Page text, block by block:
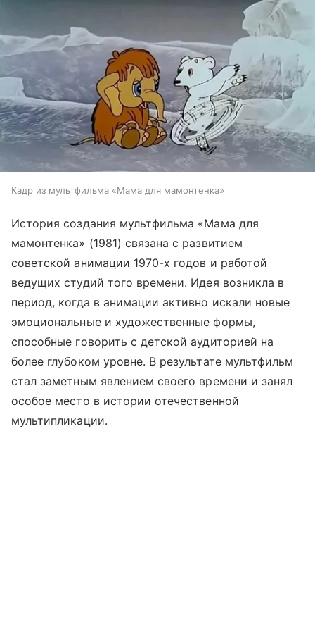
Кадр из мультфильма «Мама для мамонтенка»
История создания мультфильма «Мама для
мамонтенка» (1981) связана с развитием
советской анимации 1970-х годов и работой
ведущих студий того времени. Идея возникла в
период, когда в анимации активно искали новые
эмоциональные и художественные формы,
способные говорить с детской аудиторией на
более глубоком уровне. В результате мультфильм
стал заметным явлением своего времени и занял
особое место в истории отечественной
мультипликации.